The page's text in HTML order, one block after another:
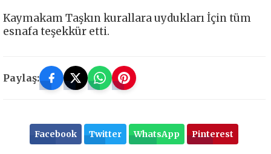
Kaymakam Taşkın kurallara uydukları İçin tüm
esnafa teşekkür etti.
Paylaş:
Facebook Twitter WhatsApp Pinterest